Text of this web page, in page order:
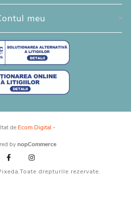
meu
de Ecom Digital -
bynopCommerce
drepturile rezervate.